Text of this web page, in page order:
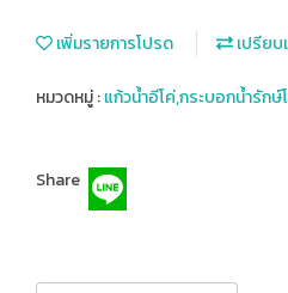
เพิ่มรายการโปรด เปรียบ
หมวดหมู่ :แก้วน้ำอีโค่,กระบอกน้ำรักษ์
Share